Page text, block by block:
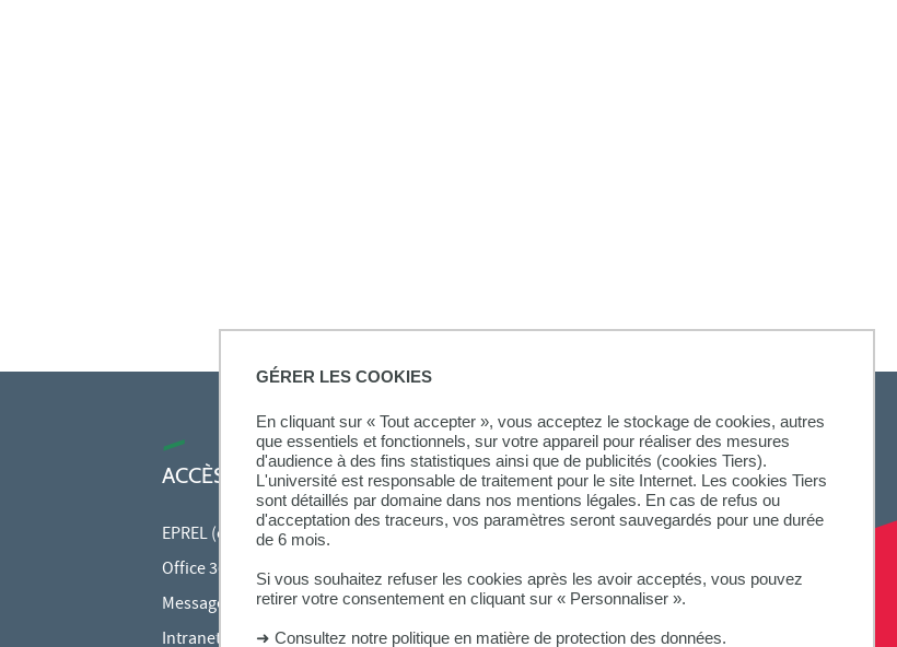
GÉRER LES COOKIES
En cliquant sur « Tout accepter », vous acceptez le stockage de cookies, autres
que essentiels et fonctionnels, sur votre appareil pour réaliser des mesures
d'audience à des fins statistiques ainsi que de publicités (cookies Tiers).
L'université est responsable de traitement pour le site Internet. Les cookies Tiers
sont détaillés par domaine dans nos mentions légales. En cas de refus ou
d'acceptation des traceurs, vos paramètres seront sauvegardés pour une durée
de 6 mois.
Si vous souhaitez refuser les cookies après les avoir acceptés, vous pouvez
retirer votre consentement en cliquant sur « Personnaliser ».
➜ Consultez notre politique en matière de protection des données.
ACCÈS RAPIDES
EPREL (cours en ligne)
Office 365
Messagerie des personnels
Intranet des personnels